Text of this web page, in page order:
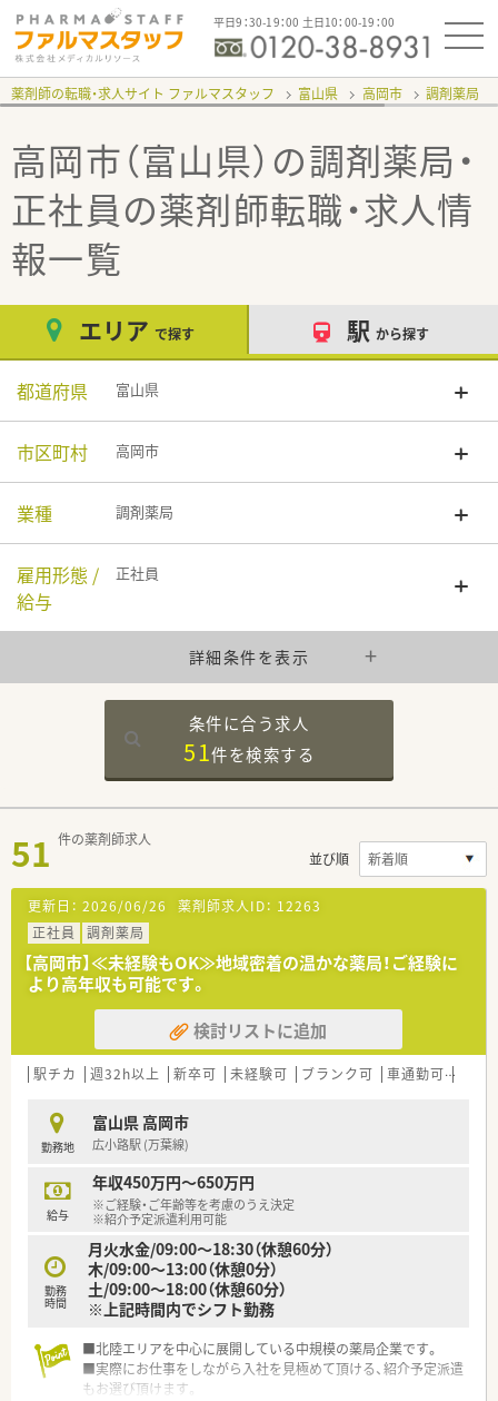
平日9：30-19：00 土日10：00-19：00
薬剤師の転職・求人サイト ファルマスタッフ 富山県 高岡市 調剤薬局
高岡市（富山県）の調剤薬局・
正社員の薬剤師転職・求人情
報一覧
エリア で探す 駅 から探す
都道府県 富山県
市区町村 高岡市
業種 調剤薬局
雇用形態 /
給与
正社員
詳細条件を表示
条件に合う求人
51件を検索する
51 件の薬剤師求人
並び順
更新日： 2026/06/26 薬剤師求人ID： 12263
正社員
調剤薬局
【高岡市】≪未経験もOK≫地域密着の温かな薬局！ご経験に
より高年収も可能です。
検討リストに追加
駅チカ 週32h以上 新卒可 未経験可 ブランク可 車通勤可
勤務地
富山県 高岡市
広小路駅 (万葉線)
給与
年収450万円～650万円
※ご経験・ご年齢等を考慮のうえ決定
※紹介予定派遣利用可能
勤務
時間
月火水金/09:00～18:30（休憩60分）
木/09:00～13:00（休憩0分）
土/09:00～18:00（休憩60分）
※上記時間内でシフト勤務
■北陸エリアを中心に展開している中規模の薬局企業です。
■実際にお仕事をしながら入社を見極めて頂ける、紹介予定派遣
もお選び頂けます。